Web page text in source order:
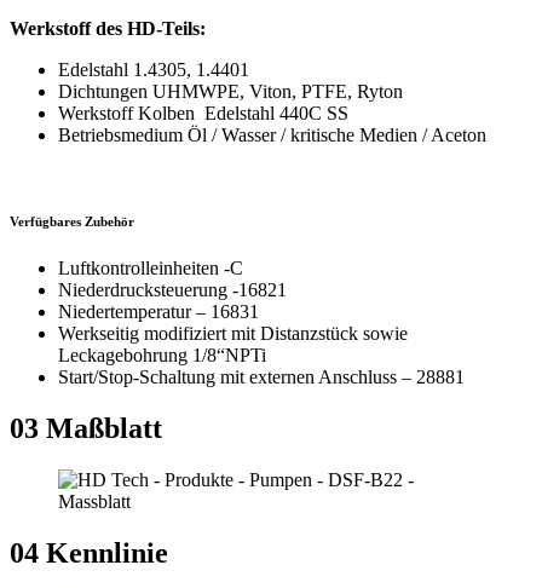
Werkstoff des HD-Teils:
Edelstahl 1.4305, 1.4401
Dichtungen UHMWPE, Viton, PTFE, Ryton
Werkstoff Kolben Edelstahl 440C SS
Betriebsmedium Öl / Wasser / kritische Medien / Aceton
Verfügbares Zubehör
Luftkontrolleinheiten -C
Niederdrucksteuerung -16821
Niedertemperatur – 16831
Werkseitig modifiziert mit Distanzstück sowie
Leckagebohrung 1/8“NPTi
Start/Stop-Schaltung mit externen Anschluss – 28881
03 Maßblatt
04 Kennlinie